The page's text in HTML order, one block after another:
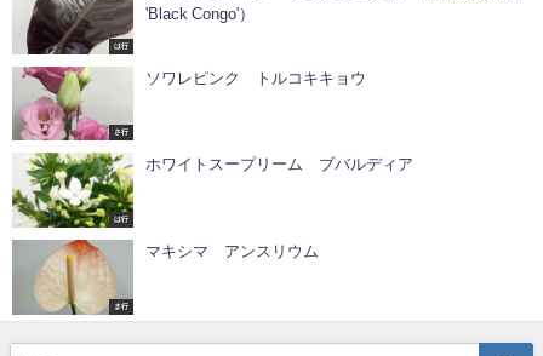
は行
'Black Congo'）
さ行
ソワレピンク トルコキキョウ
は行
ホワイトスープリーム ブバルディア
ま行
マキシマ アンスリウム